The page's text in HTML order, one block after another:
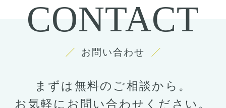
CONTACT
お問い合わせ
まずは無料のご相談から。
お気軽にお問い合わせください。